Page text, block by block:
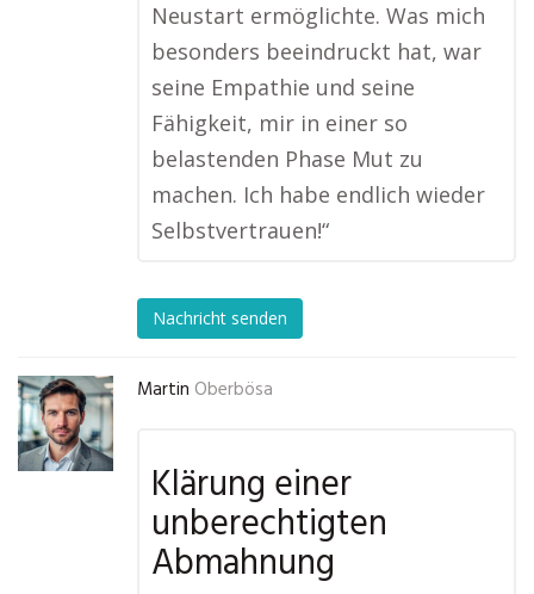
Neustart ermöglichte. Was mich
besonders beeindruckt hat, war
seine Empathie und seine
Fähigkeit, mir in einer so
belastenden Phase Mut zu
machen. Ich habe endlich wieder
Selbstvertrauen!“
Nachricht senden
Martin Oberbösa
Klärung einer
unberechtigten
Abmahnung